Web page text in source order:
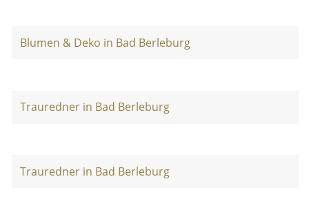
Blumen & Deko in Bad Berleburg
Trauredner in Bad Berleburg
Trauredner in Bad Berleburg